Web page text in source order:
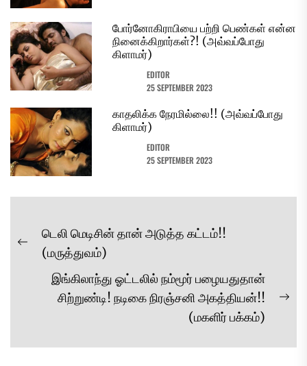
போர்னோகிராபியை பற்றி பெண்கள் என்ன
நினைக்கிறார்கள்?! (அவ்வப்போது
கிளாமர்)
EDITOR
25 SEPTEMBER 2023
காதலிக்க நேரமில்லை!! (அவ்வப்போது
கிளாமர்)
EDITOR
25 SEPTEMBER 2023
Post
navigation
Previous
டெலி மெடிசின் தான் அடுத்த கட்டம்!!
(மருத்துவம்)
இங்கிலாந்து ஓட்டலில் நம்மூர் பழையதுதான்
சிற்றுண்டி! நடிகை நிரஞ்சனி அகத்தியன்!!
(மகளிர் பக்கம்)